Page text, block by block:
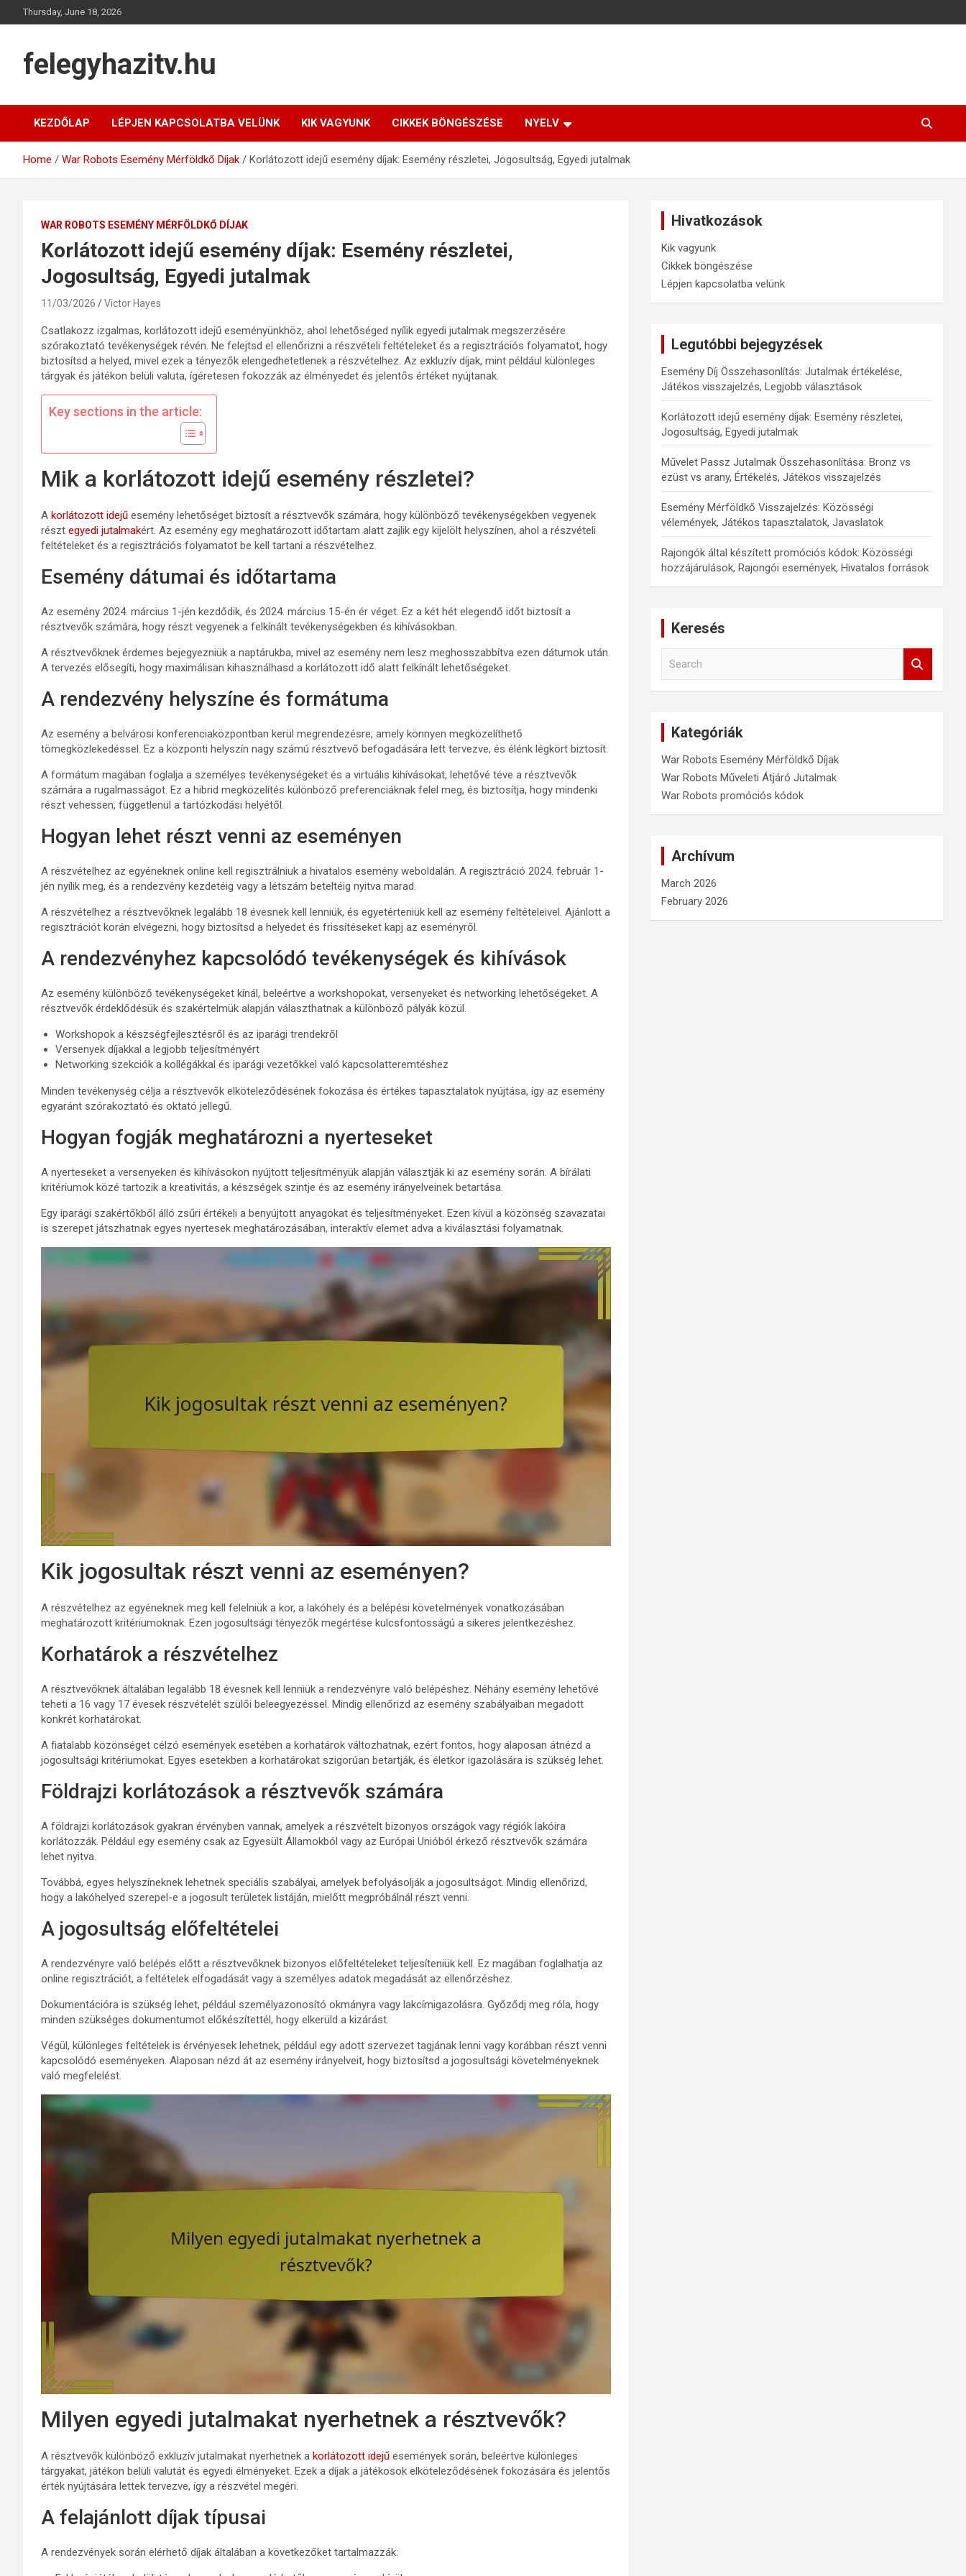
to
Thursday, June 18, 2026
felegyhazitv.hu
KEZDŐLAP LÉPJEN KAPCSOLATBA VELÜNK KIK VAGYUNK CIKKEK BÖNGÉSZÉSE NYELV
Home War Robots Esemény Mérföldkő Díjak Korlátozott idejű esemény díjak: Esemény részletei, Jogosultság, Egyedi jutalmak
WAR ROBOTS ESEMÉNY MÉRFÖLDKŐ DÍJAK
Korlátozott idejű esemény díjak: Esemény részletei,
Jogosultság, Egyedi jutalmak
11/03/2026 Victor Hayes
Csatlakozz izgalmas, korlátozott idejű eseményünkhöz, ahol lehetőséged nyílik egyedi jutalmak megszerzésére
szórakoztató tevékenységek révén. Ne felejtsd el ellenőrizni a részvételi feltételeket és a regisztrációs folyamatot, hogy
biztosítsd a helyed, mivel ezek a tényezők elengedhetetlenek a részvételhez. Az exkluzív díjak, mint például különleges
tárgyak és játékon belüli valuta, ígéretesen fokozzák az élményedet és jelentős értéket nyújtanak.
Key sections in the article:
Mik a korlátozott idejű esemény részletei?
A korlátozott idejű esemény lehetőséget biztosít a résztvevők számára, hogy különböző tevékenységekben vegyenek
részt egyedi jutalmakért. Az esemény egy meghatározott időtartam alatt zajlik egy kijelölt helyszínen, ahol a részvételi
feltételeket és a regisztrációs folyamatot be kell tartani a részvételhez.
Esemény dátumai és időtartama
Az esemény 2024. március 1-jén kezdődik, és 2024. március 15-én ér véget. Ez a két hét elegendő időt biztosít a
résztvevők számára, hogy részt vegyenek a felkínált tevékenységekben és kihívásokban.
A résztvevőknek érdemes bejegyezniük a naptárukba, mivel az esemény nem lesz meghosszabbítva ezen dátumok után.
A tervezés elősegíti, hogy maximálisan kihasználhasd a korlátozott idő alatt felkínált lehetőségeket.
A rendezvény helyszíne és formátuma
Az esemény a belvárosi konferenciaközpontban kerül megrendezésre, amely könnyen megközelíthető
tömegközlekedéssel. Ez a központi helyszín nagy számú résztvevő befogadására lett tervezve, és élénk légkört biztosít.
A formátum magában foglalja a személyes tevékenységeket és a virtuális kihívásokat, lehetővé téve a résztvevők
számára a rugalmasságot. Ez a hibrid megközelítés különböző preferenciáknak felel meg, és biztosítja, hogy mindenki
részt vehessen, függetlenül a tartózkodási helyétől.
Hogyan lehet részt venni az eseményen
A részvételhez az egyéneknek online kell regisztrálniuk a hivatalos esemény weboldalán. A regisztráció 2024. február 1-
jén nyílik meg, és a rendezvény kezdetéig vagy a létszám beteltéig nyitva marad.
A részvételhez a résztvevőknek legalább 18 évesnek kell lenniük, és egyetérteniük kell az esemény feltételeivel. Ajánlott a
regisztrációt korán elvégezni, hogy biztosítsd a helyedet és frissítéseket kapj az eseményről.
A rendezvényhez kapcsolódó tevékenységek és kihívások
Az esemény különböző tevékenységeket kínál, beleértve a workshopokat, versenyeket és networking lehetőségeket. A
résztvevők érdeklődésük és szakértelmük alapján választhatnak a különböző pályák közül.
Workshopok a készségfejlesztésről és az iparági trendekről
Versenyek díjakkal a legjobb teljesítményért
Networking szekciók a kollégákkal és iparági vezetőkkel való kapcsolatteremtéshez
Minden tevékenység célja a résztvevők elköteleződésének fokozása és értékes tapasztalatok nyújtása, így az esemény
egyaránt szórakoztató és oktató jellegű.
Hogyan fogják meghatározni a nyerteseket
A nyerteseket a versenyeken és kihívásokon nyújtott teljesítményük alapján választják ki az esemény során. A bírálati
kritériumok közé tartozik a kreativitás, a készségek szintje és az esemény irányelveinek betartása.
Egy iparági szakértőkből álló zsűri értékeli a benyújtott anyagokat és teljesítményeket. Ezen kívül a közönség szavazatai
is szerepet játszhatnak egyes nyertesek meghatározásában, interaktív elemet adva a kiválasztási folyamatnak.
Kik jogosultak részt venni az eseményen?
A részvételhez az egyéneknek meg kell felelniük a kor, a lakóhely és a belépési követelmények vonatkozásában
meghatározott kritériumoknak. Ezen jogosultsági tényezők megértése kulcsfontosságú a sikeres jelentkezéshez.
Korhatárok a részvételhez
A résztvevőknek általában legalább 18 évesnek kell lenniük a rendezvényre való belépéshez. Néhány esemény lehetővé
teheti a 16 vagy 17 évesek részvételét szülői beleegyezéssel. Mindig ellenőrizd az esemény szabályaiban megadott
konkrét korhatárokat.
A fiatalabb közönséget célzó események esetében a korhatárok változhatnak, ezért fontos, hogy alaposan átnézd a
jogosultsági kritériumokat. Egyes esetekben a korhatárokat szigorúan betartják, és életkor igazolására is szükség lehet.
Földrajzi korlátozások a résztvevők számára
A földrajzi korlátozások gyakran érvényben vannak, amelyek a részvételt bizonyos országok vagy régiók lakóira
korlátozzák. Például egy esemény csak az Egyesült Államokból vagy az Európai Unióból érkező résztvevők számára
lehet nyitva.
Továbbá, egyes helyszíneknek lehetnek speciális szabályai, amelyek befolyásolják a jogosultságot. Mindig ellenőrizd,
hogy a lakóhelyed szerepel-e a jogosult területek listáján, mielőtt megpróbálnál részt venni.
A jogosultság előfeltételei
A rendezvényre való belépés előtt a résztvevőknek bizonyos előfeltételeket teljesíteniük kell. Ez magában foglalhatja az
online regisztrációt, a feltételek elfogadását vagy a személyes adatok megadását az ellenőrzéshez.
Dokumentációra is szükség lehet, például személyazonosító okmányra vagy lakcímigazolásra. Győződj meg róla, hogy
minden szükséges dokumentumot előkészítettél, hogy elkerüld a kizárást.
Végül, különleges feltételek is érvényesek lehetnek, például egy adott szervezet tagjának lenni vagy korábban részt venni
kapcsolódó eseményeken. Alaposan nézd át az esemény irányelveit, hogy biztosítsd a jogosultsági követelményeknek
való megfelelést.
Milyen egyedi jutalmakat nyerhetnek a résztvevők?
A résztvevők különböző exkluzív jutalmakat nyerhetnek a korlátozott idejű események során, beleértve különleges
tárgyakat, játékon belüli valutát és egyedi élményeket. Ezek a díjak a játékosok elköteleződésének fokozására és jelentős
érték nyújtására lettek tervezve, így a részvétel megéri.
A felajánlott díjak típusai
A rendezvények során elérhető díjak általában a következőket tartalmazzák:
Hivatkozások
Kik vagyunk
Cikkek böngészése
Lépjen kapcsolatba velünk
Legutóbbi bejegyzések
Esemény Díj Összehasonlítás: Jutalmak értékelése,
Játékos visszajelzés, Legjobb választások
Korlátozott idejű esemény díjak: Esemény részletei,
Jogosultság, Egyedi jutalmak
Művelet Passz Jutalmak Összehasonlítása: Bronz vs
ezüst vs arany, Értékelés, Játékos visszajelzés
Esemény Mérföldkő Visszajelzés: Közösségi
vélemények, Játékos tapasztalatok, Javaslatok
Rajongók által készített promóciós kódok: Közösségi
hozzájárulások, Rajongói események, Hivatalos források
Keresés
Kategóriák
War Robots Esemény Mérföldkő Díjak
War Robots Műveleti Átjáró Jutalmak
War Robots promóciós kódok
Archívum
March 2026
February 2026